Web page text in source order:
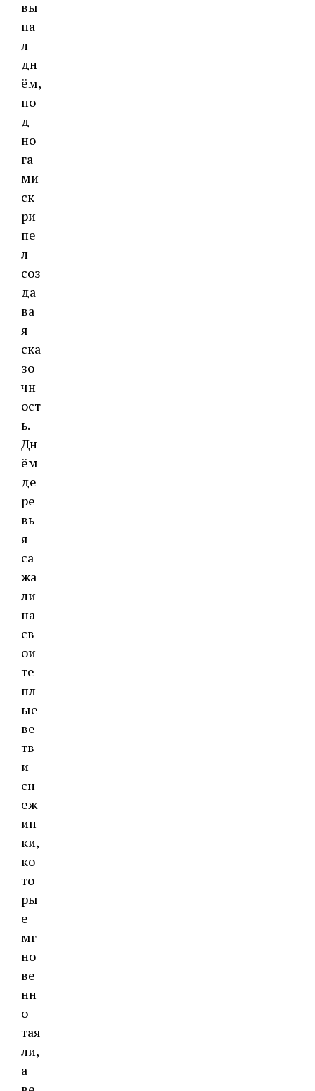
вы
па
л
дн
ём,
по
д
но
га
ми
ск
ри
пе
л
соз
да
ва
я
ска
зо
чн
ост
ь.
Дн
ём
де
ре
вь
я
са
жа
ли
на
св
ои
те
пл
ые
ве
тв
и
сн
еж
ин
ки,
ко
то
ры
е
мг
но
ве
нн
о
тая
ли,
а